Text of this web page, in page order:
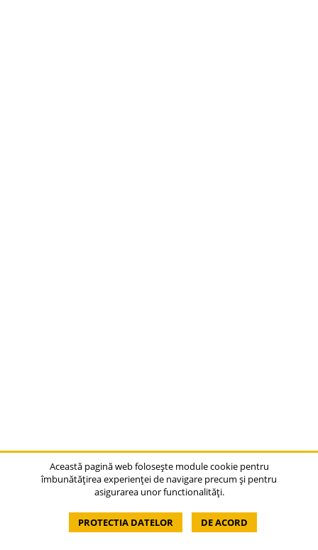
Această pagină web folosește module cookie pentru
îmbunătățirea experienței de navigare precum și pentru
asigurarea unor functionalități.
PROTECTIA DATELOR DE ACORD